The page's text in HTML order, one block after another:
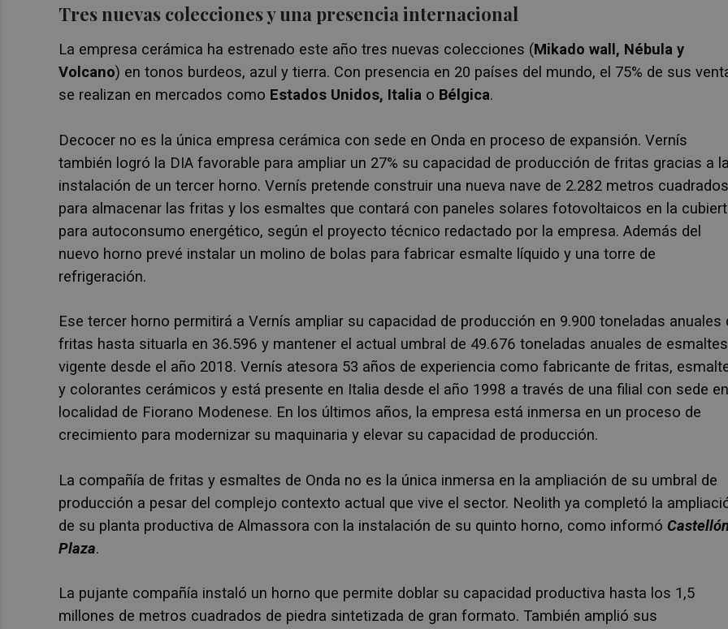
Tres nuevas colecciones y una presencia internacional
La empresa cerámica ha estrenado este año tres nuevas colecciones (Mikado wall, Nébula y
Volcano) en tonos burdeos, azul y tierra. Con presencia en 20 países del mundo, el 75% de sus
se realizan en mercados como Estados Unidos, Italia o Bélgica.
Decocer no es la única empresa cerámica con sede en Onda en proceso de expansión. Vernís
también logró la DIA favorable para ampliar un 27% su capacidad de producción de fritas gracias a
instalación de un tercer horno. Vernís pretende construir una nueva nave de 2.282 metros cuadrados
para almacenar las fritas y los esmaltes que contará con paneles solares fotovoltaicos en la
para autoconsumo energético, según el proyecto técnico redactado por la empresa. Además del
nuevo horno prevé instalar un molino de bolas para fabricar esmalte líquido y una torre de
refrigeración.
Ese tercer horno permitirá a Vernís ampliar su capacidad de producción en 9.900 toneladas anuales
fritas hasta situarla en 36.596 y mantener el actual umbral de 49.676 toneladas anuales de
vigente desde el año 2018. Vernís atesora 53 años de experiencia como fabricante de fritas,
y colorantes cerámicos y está presente en Italia desde el año 1998 a través de una filial con sede
localidad de Fiorano Modenese. En los últimos años, la empresa está inmersa en un proceso de
crecimiento para modernizar su maquinaria y elevar su capacidad de producción.
La compañía de fritas y esmaltes de Onda no es la única inmersa en la ampliación de su umbral de
producción a pesar del complejo contexto actual que vive el sector. Neolith ya completó la
de su planta productiva de Almassora con la instalación de su quinto horno, como informó Castell
Plaza.
La pujante compañía instaló un horno que permite doblar su capacidad productiva hasta los 1,5
millones de metros cuadrados de piedra sintetizada de gran formato. También amplió sus